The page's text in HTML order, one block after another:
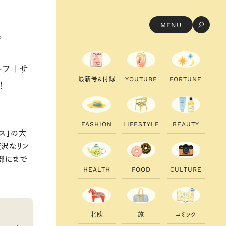
MENU
＋サ
」の大
なリン
にまで
最新号&付録 YOUTU B E FORTU N E
FAS H ION LI FESTYLE B EAUTY
H EALTH FOOD CU LTU RE
北欧 旅 コ ミ ック